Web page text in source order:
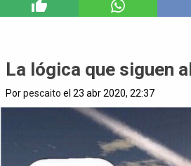
La lógica que siguen
Porpescaito el 23 abr 2020, 22:37